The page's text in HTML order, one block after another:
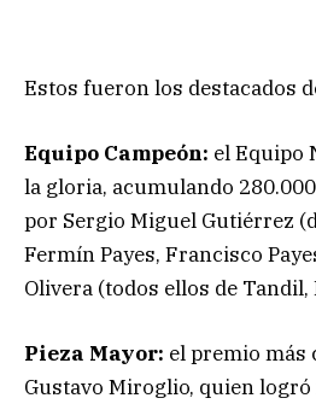
Estos fueron los destacados
Equipo Campeón: el Equipo
la gloria, acumulando
por Sergio Miguel Gutiérrez
Fermín Payes, Francisco
Olivera (todos ellos de
Pieza Mayor: el premio más
Gustavo Miroglio, quien